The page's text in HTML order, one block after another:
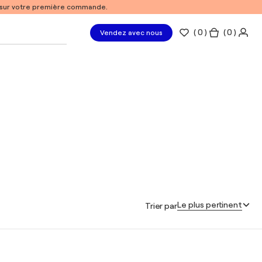
votre première commande.
Vendez avec nous (0 ) ( 0 )
Trier parLe plus pertinent